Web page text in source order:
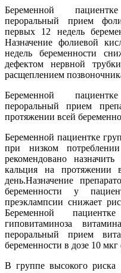
Беременной
пероральный прием
первых 12 недель
Назначение фолиевой
недель беременности
дефектом нервной
расщеплением
Беременной
пероральный прием
протяжении всей
Беременной пациентке
при низком
рекомендовано
кальция на протяжении
день.Назначение
беременности у
преэклампсии снижает
Беременной
гиповитаминоза
пероральный прием
беременности в дозе 10
В группе высокого риска